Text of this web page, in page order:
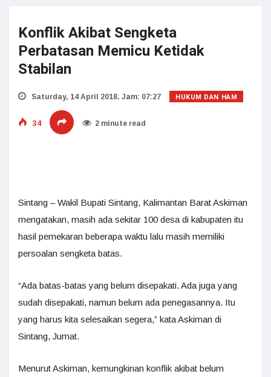
Konflik Akibat Sengketa
Perbatasan Memicu Ketidak
Stabilan
Saturday, 14 April 2018. Jam: 07:27 HUKUM DAN HAM
34 2 minute read
Sintang – Wakil Bupati Sintang, Kalimantan Barat Askiman
mengatakan, masih ada sekitar 100 desa di kabupaten itu
hasil pemekaran beberapa waktu lalu masih memiliki
persoalan sengketa batas.
“Ada batas-batas yang belum disepakati. Ada juga yang
sudah disepakati, namun belum ada penegasannya. Itu
yang harus kita selesaikan segera,” kata Askiman di
Sintang, Jumat.
Menurut Askiman, kemungkinan konflik akibat belum